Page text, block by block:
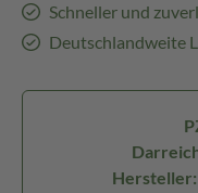
Schneller und
Deutschlandweite
Hersteller: